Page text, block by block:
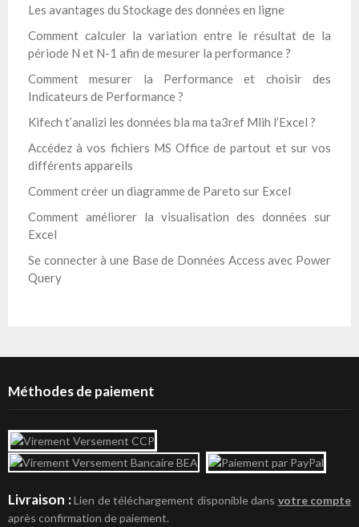
Les avantages du Stockage des données en ligne
Comment calculer la variation entre le résultat de la
période N et N-1 afin de mesurer la performance ?
Comment mesurer la Performance et choisir des
Indicateurs de Performance ?
Kifech t’analizi les données bla ma ta3ref Mlih l’Excel ?
Accédez à vos fichiers MS Office de partout et sur vos
différents appareils
Comment créer un diagramme de Pareto sur Excel
Comment améliorer la visualisation des données sur
Excel
Se connecter à une Base de Données Access avec Power
Query
Méthodes de paiement
Livraison :Lien de téléchargement disponible dans votre compte
après confirmation de paiement.